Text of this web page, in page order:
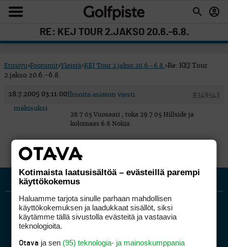
RE: KEJ TOUR 2.JAKSO 20.6.-6.8.
Etusivu›Foorumit›Yleistä›KEJ Tour 2.jakso 20.6.-6.8. ›Re: KEJ Tour
2.jakso 20.6.-6.8.
28.7.2005 03:11:00 #349543
Ilmoita asiaton viesti
mäkisuksi
28.7 05 Vuosaari , toka 29.7.05 Hillside ja
kolomaas 6.8 Nokia.
Kotimaista laatusisältöä – evästeillä parempi
käyttökokemus
Haluamme tarjota sinulle parhaan mahdollisen
käyttökokemuksen ja laadukkaat sisällöt, siksi
käytämme tällä sivustolla evästeitä ja vastaavia
teknologioita.
Otava ja sen (95) teknologia- ja mainoskumppania